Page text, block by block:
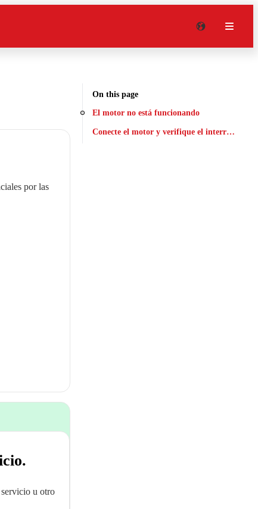
por las
u otro
On this page
El motor no está funcionando
Conecte el motor y verifique el interruptor